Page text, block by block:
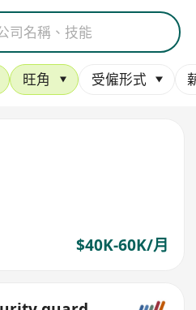
旺角 受僱形式
$40K-60K/月